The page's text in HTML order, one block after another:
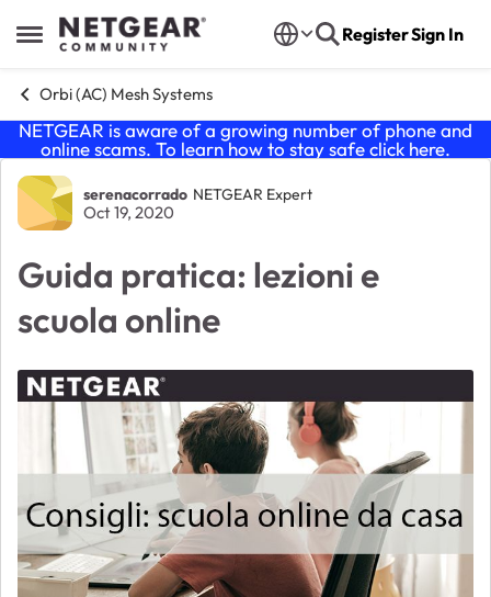
Open Side Menu
Skip to content RegisterSign In
Orbi (AC) Mesh Systems
NETGEAR is aware of a growing number of phone and
online scams. To learn how to stay safe click here.
Forum Discussion
serenacorrado NETGEAR Expert
Oct 19, 2020
Guida pratica: lezioni e
scuola online